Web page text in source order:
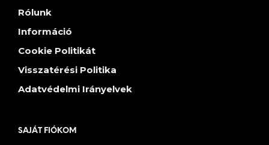
Rólunk
Információ
Cookie Politikát
Visszatérési Politika
Adatvédelmi Irányelvek
SAJÁT FIÓKOM